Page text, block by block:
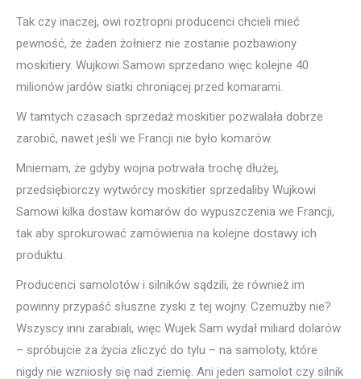
Tak czy inaczej, owi roztropni producenci chcieli mieć
pewność, że żaden żołnierz nie zostanie pozbawiony
moskitiery. Wujkowi Samowi sprzedano więc kolejne 40
milionów jardów siatki chroniącej przed komarami.
W tamtych czasach sprzedaż moskitier pozwalała dobrze
zarobić, nawet jeśli we Francji nie było komarów.
Mniemam, że gdyby wojna potrwała trochę dłużej,
przedsiębiorczy wytwórcy moskitier sprzedaliby Wujkowi
Samowi kilka dostaw komarów do wypuszczenia we Francji,
tak aby sprokurować zamówienia na kolejne dostawy ich
produktu.
Producenci samolotów i silników sądzili, że również im
powinny przypaść słuszne zyski z tej wojny. Czemużby nie?
Wszyscy inni zarabiali, więc Wujek Sam wydał miliard dolarów
– spróbujcie za życia zliczyć do tylu – na samoloty, które
nigdy nie wzniosły się nad ziemię. Ani jeden samolot czy silnik